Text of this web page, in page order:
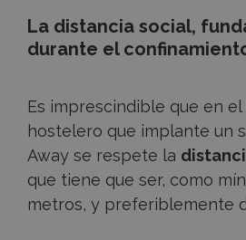
La distancia social,
durante el
Es imprescindible que en
hostelero que implante un
Away se respete la
que tiene que ser, como
metros, y preferiblemente